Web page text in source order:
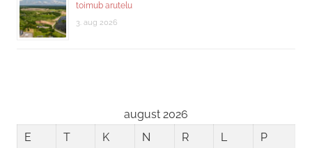
toimub arutelu
3. aug 2026
august 2026
E
T K N R L P